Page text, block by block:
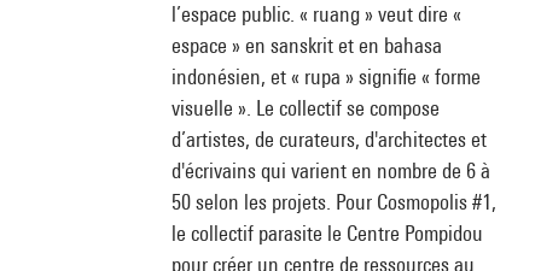
l’espace public. « ruang » veut dire «
espace » en sanskrit et en bahasa
indonésien, et « rupa » signifie « forme
visuelle ». Le collectif se compose
d’artistes, de curateurs, d'architectes et
d'écrivains qui varient en nombre de 6 à
50 selon les projets. Pour Cosmopolis #1,
le collectif parasite le Centre Pompidou
pour créer un centre de ressources au